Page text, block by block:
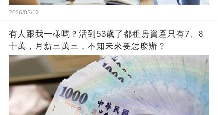
2026/05/12
有人跟我一樣嗎？活到53歲了都租房資產只有7、8
十萬，月薪三萬三，不知未來要怎麼辦？